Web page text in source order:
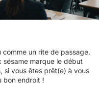
comme un rite de passage.
marque le début
si vous êtes prêt(e) à vous
bon endroit !